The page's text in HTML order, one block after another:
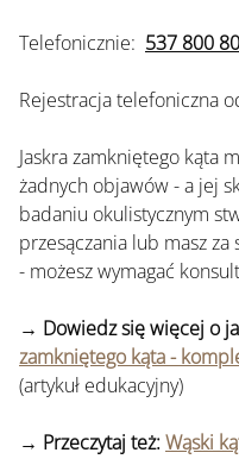
Telefonicznie: 537 800
Rejestracja telefoniczna
Jaskra zamkniętego kąta
żadnych objawów - a jej
badaniu okulistycznym
przesączania lub masz
- możesz wymagać
→ Dowiedz się więcej o
zamkniętego kąta -
(artykuł edukacyjny)
→ Przeczytaj też:Wąski